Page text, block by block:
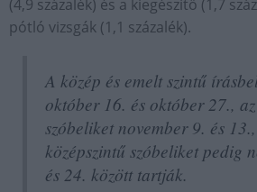
(4,9 százalék) és a kiegészítő (1,7
pótló vizsgák (1,1 százalék).
A közép és emelt szintű
október 16. és október 27.,
szóbeliket november 9. és
középszintű szóbeliket pedig
és 24. között tartják.